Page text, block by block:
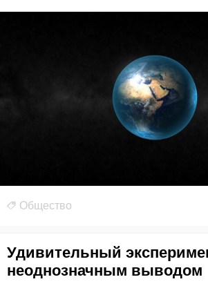
Общество
Удивительный
неоднозначным выводом